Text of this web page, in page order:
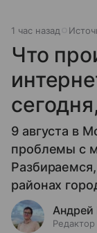
1 час назад
Что
9 августа в
проблемы с
районах
Андрей